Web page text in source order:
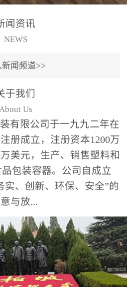
闻资讯
NEWS
新闻频道>>
于我们
Us
有限公司于一九九二年在
册成立，注册资本1200万
美元，生产、销售塑料和
包装容器。公司自成立
实、创新、环保、安全”的
与放...